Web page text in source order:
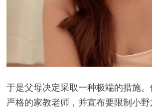
于是父母决定采取一种极端的措施
严格的家教老师，并宣布要限制小